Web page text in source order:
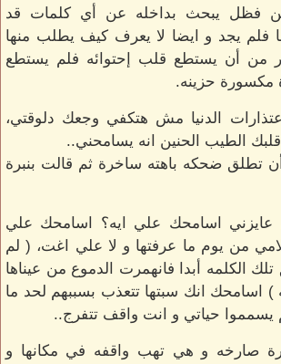
فظل يبحث بداخله عن أي كلمات قد
فلم يجد و ايضا لا يعرف كيف يطلب منها
من أن يستطع قلب إحتوائه فلم يستطع
مكسورة حزينه.
الدنيا مش هتكفي وجعك دلوقتي،
الطيب الحنين انه يسامحني..
أن تطلق ضحكه باهته ساخرة ثم قالت بنبرة
عايزني اسامحك علي ايه؟ اسامحك علي
من يوم ما عرفتها و لا علي اغت، ( لم
الكلمه أبدا فانهمرت الدموع من عيناها
) اسامحك انك سبتها تتعذب بسببهم لحد ما
يسمموا حياتي و انت واقف تتفرج..
صارخه و هي تهب واقفه في مكانها و